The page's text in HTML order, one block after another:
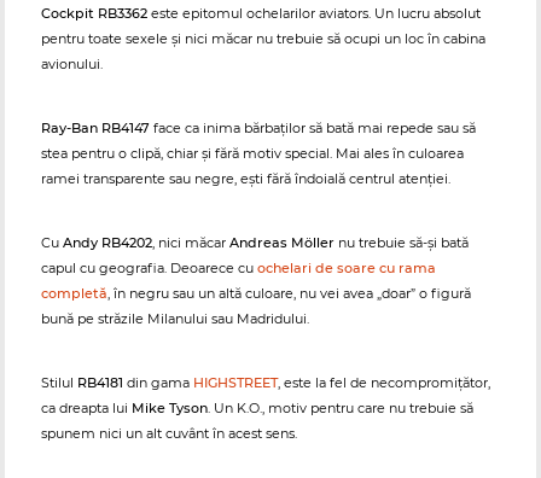
Cockpit RB3362 este epitomul ochelarilor aviators. Un lucru absolut
pentru toate sexele și nici măcar nu trebuie să ocupi un loc în cabina
avionului.
Ray-Ban RB4147 face ca inima bărbaților să bată mai repede sau să
stea pentru o clipă, chiar și fără motiv special. Mai ales în culoarea
ramei transparente sau negre, ești fără îndoială centrul atenției.
Cu Andy RB4202, nici măcar Andreas Möller nu trebuie să-și bată
capul cu geografia. Deoarece cu ochelari de soare cu rama
completă, în negru sau un altă culoare, nu vei avea „doar” o figură
bună pe străzile Milanului sau Madridului.
Stilul RB4181 din gama HIGHSTREET, este la fel de necompromițător,
ca dreapta lui Mike Tyson. Un K.O., motiv pentru care nu trebuie să
spunem nici un alt cuvânt în acest sens.